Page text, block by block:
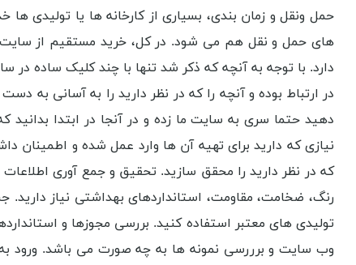
حمل ونقل و زمان بندی، بسیاری از کارخانه ها یا تولیدی
های حمل و نقل هم می شود. در کل، خرید مستقیم از سایت
دارد. با توجه به آنچه که ذکر شد تنها با چند کلیک ساده
در ارتباط بوده و آنچه را که در نظر دارید را به آسانی به
دهید حتما سری به سایت ما زده و در آنجا در ابتدا
نیازی که دارید برای تهیه آن ها وارد عمل شده و اطمینان
که در نظر دارید را محقق سازید. تحقیق و جمع آوری
رنگ، ضخامت، مقاومت، استانداردهای بهداشتی نیاز
تولیدی های معتبر استفاده کنید. بررسی مجوزها و
وب سایت و برررسی نمونه ها به چه صورت می باشد. ورود